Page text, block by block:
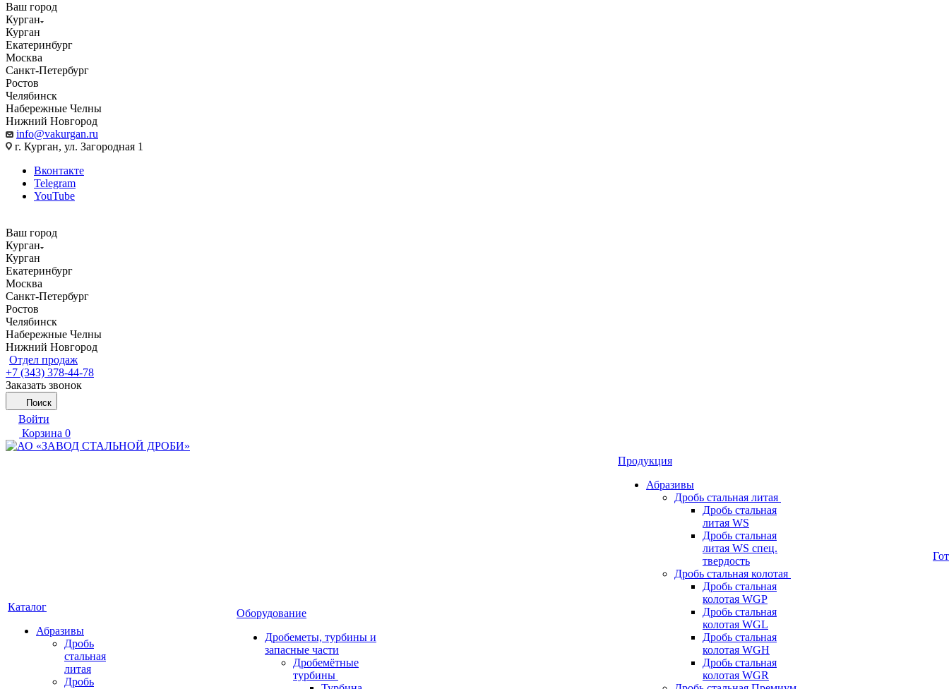
Ваш город
Курган
Курган
Екатеринбург
Москва
Санкт-Петербург
Ростов
Челябинск
Набережные Челны
Нижний Новгород
info@vakurgan.ru
г. Курган, ул. Загородная 1
Вконтакте
Telegram
YouTube
Ваш город
Курган
Курган
Екатеринбург
Москва
Санкт-Петербург
Ростов
Челябинск
Набережные Челны
Нижний Новгород
Отдел продаж
+7 (343) 378-44-78
Заказать звонок
Поиск
Войти
Корзина 0
Каталог
Абразивы
Дробь
стальная
литая
Дробь
Оборудование
Дробеметы, турбины и
запасные части
Дробемётные
турбины
Продукция
Абразивы
Дробь стальная литая
Дробь стальная
литая WS
Дробь стальная
литая WS спец.
твердость
Дробь стальная колотая
Дробь стальная
колотая WGP
Дробь стальная
колотая WGL
Дробь стальная
колотая WGH
Дробь стальная
колотая WGR